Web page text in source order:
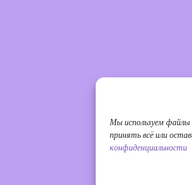
Мы используем
принять всё или
конфиденциальности